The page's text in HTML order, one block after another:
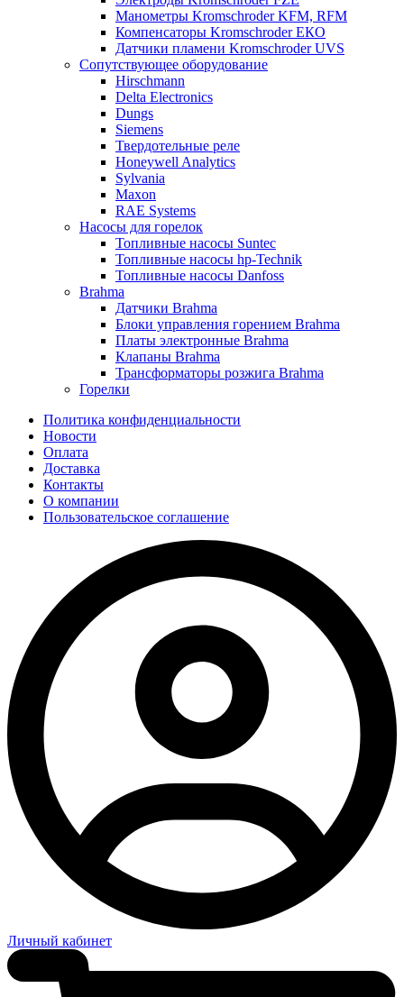
Манометры Kromschroder KFM, RFM
Компенсаторы Kromschroder ЕКО
Датчики пламени Kromschroder UVS
Сопутствующее оборудование
Hirschmann
Delta Electronics
Dungs
Siemens
Твердотельные реле
Honeywell Analytics
Sylvania
Maxon
RAE Systems
Насосы для горелок
Топливные насосы Suntec
Топливные насосы hp-Technik
Топливные насосы Danfoss
Brahma
Датчики Brahma
Блоки управления горением Brahma
Платы электронные Brahma
Клапаны Brahma
Трансформаторы розжига Brahma
Горелки
Политика конфиденциальности
Новости
Оплата
Доставка
Контакты
О компании
Пользовательское соглашение
Личный кабинет